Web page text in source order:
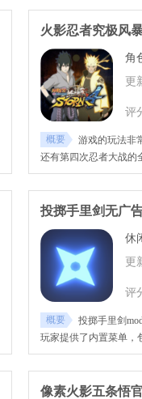
火影忍者究极风
角
更
评
概要
游戏的玩法非
还有第四次忍者大战的
击溃敌人，还有各种不
吧！
投掷手里剑无广
休
更
评
概要
投掷手里剑
玩家提供了内置菜单，
告，获得更好的游戏体
像素火影五条悟